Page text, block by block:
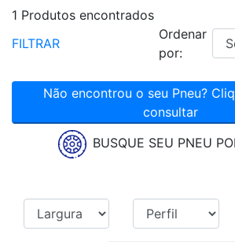
1 Produtos encontrados
FILTRAR
Ordenar
por:
Não encontrou o seu Pneu? Clique aqui para
consultar
BUSQUE SEU PNEU